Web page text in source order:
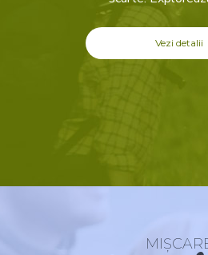
Vezi detalii